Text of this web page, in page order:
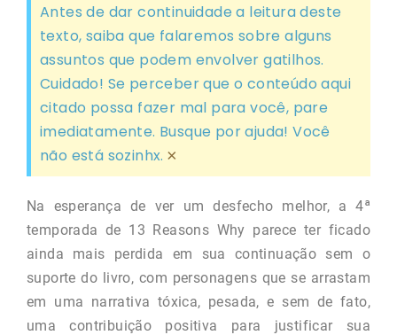
Antes de dar continuidade a leitura deste
texto, saiba que falaremos sobre alguns
assuntos que podem envolver gatilhos.
Cuidado! Se perceber que o conteúdo aqui
citado possa fazer mal para você, pare
imediatamente. Busque por ajuda! Você
não está sozinhx. ×
Na esperança de ver um desfecho melhor, a 4ª
temporada de 13 Reasons Why parece ter ficado
ainda mais perdida em sua continuação sem o
suporte do livro, com personagens que se arrastam
em uma narrativa tóxica, pesada, e sem de fato,
uma contribuição positiva para justificar sua